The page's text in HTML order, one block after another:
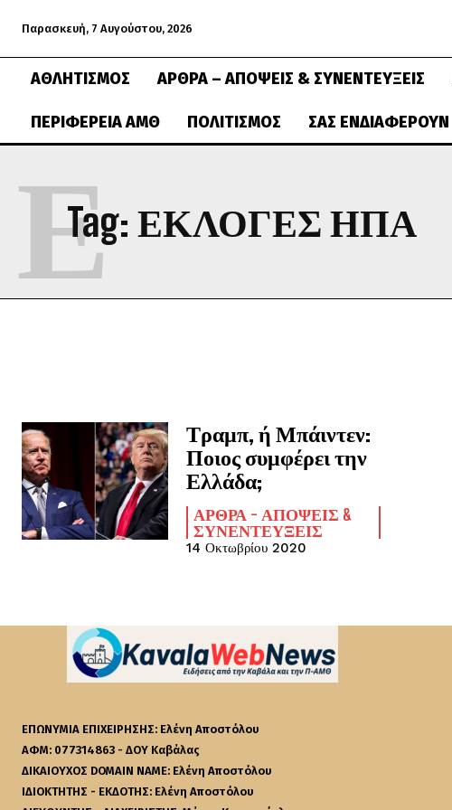
Παρασκευή, 7 Αυγούστου, 2026
ΑΘΛΗΤΙΣΜΌΣ ΆΡΘΡΑ – ΑΠΌΨΕΙΣ & ΣΥΝΕΝΤΕΎΞΕΙΣ
ΠΕΡΙΦΈΡΕΙΑ ΑΜΘ ΠΟΛΙΤΙΣΜΌΣ ΣΑΣ ΕΝΔΙΑΦΈΡΟΥΝ
Tag: ΕΚΛΟΓΕΣ ΗΠΑ
Ε
Τραμπ, ή Μπάιντεν:
Ποιος συμφέρει την
Ελλάδα;
ΆΡΘΡΑ - ΑΠΌΨΕΙΣ &
ΣΥΝΕΝΤΕΎΞΕΙΣ
14 Οκτωβρίου 2020
ΕΠΩΝΥΜΙΑ ΕΠΙΧΕΙΡΗΣΗΣ: Ελένη Αποστόλου
ΑΦΜ: 077314863 - ΔΟΥ Καβάλας
ΔΙΚΑΙΟΥΧΟΣ DOMAIN NAME: Ελένη Αποστόλου
ΙΔΙΟΚΤΗΤΗΣ - ΕΚΔΟΤΗΣ: Ελένη Αποστόλου